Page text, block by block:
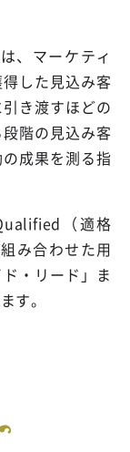
、マーケティ
した見込み客
き渡すほどの
階の見込み客
成果を測る指
（適格
み合わせた用
・リード」ま
す。